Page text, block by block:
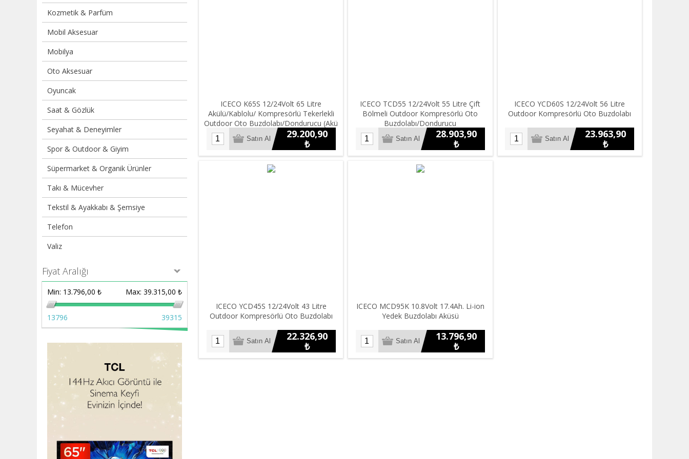
Kozmetik & Parfüm
Mobil Aksesuar
Mobilya
Oto Aksesuar
Oyuncak
Saat & Gözlük
Seyahat & Deneyimler
Spor & Outdoor & Giyim
Süpermarket & Organik Ürünler
Takı & Mücevher
Tekstil & Ayakkabı & Şemsiye
Telefon
Valiz
Fiyat Aralığı
Min: 13.796,00 ₺ Max: 39.315,00 ₺
13796 39315
ICECO K65S 12/24Volt 65 Litre
Akülü/Kablolu/ Kompresörlü Tekerlekli
Outdoor Oto Buzdolabı/Dondurucu (Akü
Dahil Değildir)29.200,90
₺
ICECO TCD55 12/24Volt 55 Litre Çift
Bölmeli Outdoor Kompresörlü Oto
Buzdolabı/Dondurucu
28.903,90
₺
ICECO YCD60S 12/24Volt 56 Litre
Outdoor Kompresörlü Oto Buzdolabı
23.963,90
₺
ICECO YCD45S 12/24Volt 43 Litre
Outdoor Kompresörlü Oto Buzdolabı
22.326,90
₺
ICECO MCD95K 10.8Volt 17.4Ah. Li-ion
Yedek Buzdolabı Aküsü
13.796,90
₺